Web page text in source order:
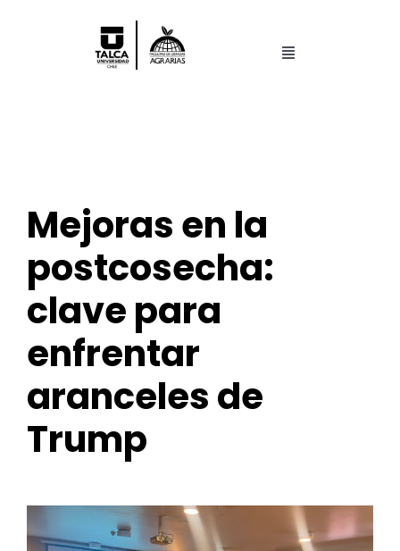
Toggle
Postgrado
Centros y Laboratorios
Investigación
Search
for:
Mejoras en la
postcosecha:
clave para
enfrentar
aranceles de
Trump